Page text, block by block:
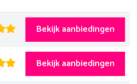
Bekijk aanbiedingen
Bekijk aanbiedingen